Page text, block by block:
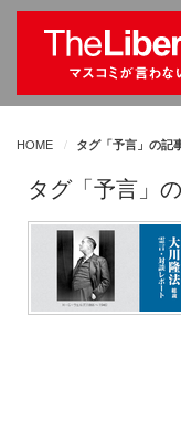
HOME タグ「予言」の記
タグ「予言」